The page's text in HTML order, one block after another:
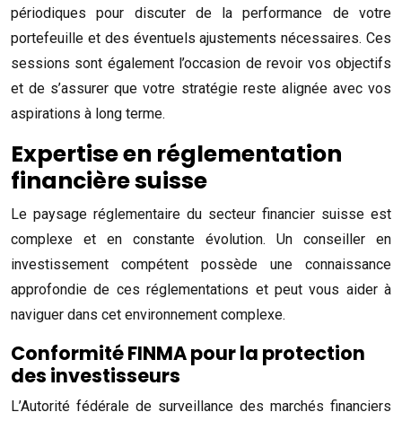
périodiques pour discuter de la performance de votre
portefeuille et des éventuels ajustements nécessaires. Ces
sessions sont également l’occasion de revoir vos objectifs
et de s’assurer que votre stratégie reste alignée avec vos
aspirations à long terme.
Expertise en réglementation
financière suisse
Le paysage réglementaire du secteur financier suisse est
complexe et en constante évolution. Un conseiller en
investissement compétent possède une connaissance
approfondie de ces réglementations et peut vous aider à
naviguer dans cet environnement complexe.
Conformité FINMA pour la protection
des investisseurs
L’Autorité fédérale de surveillance des marchés financiers